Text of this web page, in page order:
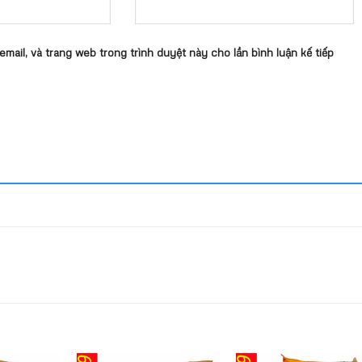
và trang web trong trình duyệt này cho lần bình luận kế tiếp